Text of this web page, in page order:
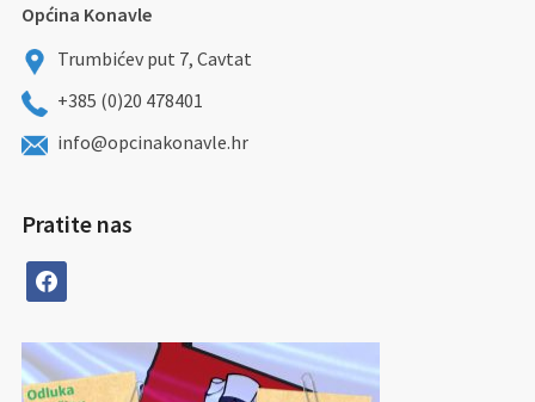
Općina Konavle
Trumbićev put 7, Cavtat
+385 (0)20 478401
info@opcinakonavle.hr
Pratite nas
facebook